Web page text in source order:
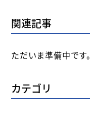
関連記事
ただいま準備中です。
カテゴリ